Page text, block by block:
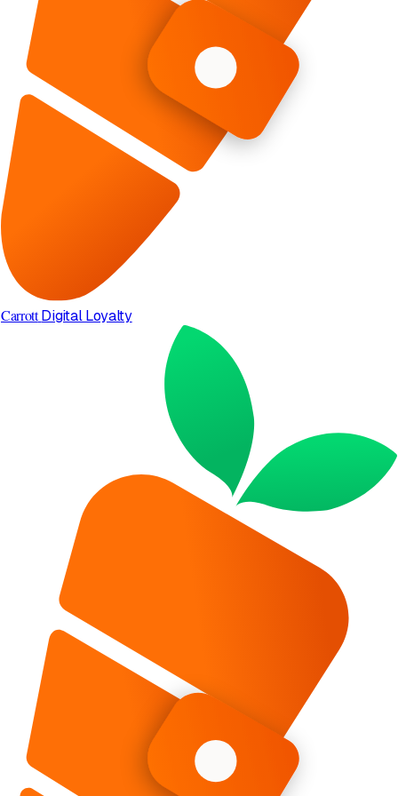
Carrott Digital Loyalty